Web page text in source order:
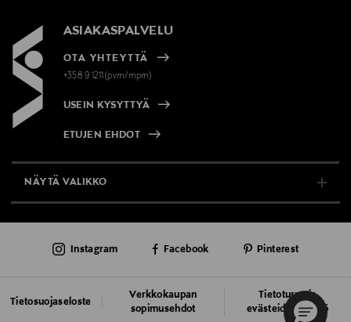
ASIAKASPALVELU
OTA YHTEYTTÄ
+358 9 1211(pvm/mpm)
USEIN KYSYTTYÄ
ETUJEN EHDOT
NÄYTÄ VALIKKO
AJANKOHTAISTA
Tietosuojaseloste
Verkkokaupan
sopimusehdot
Tietoturva ja
evästeiden käyttö
Instagram Facebook Pinterest